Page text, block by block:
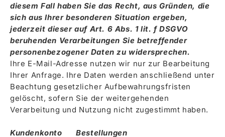
diesem Fall haben Sie das Recht, aus Gründen, die
sich aus Ihrer besonderen Situation ergeben,
jederzeit dieser auf Art. 6 Abs. 1 lit. f DSGVO
beruhenden Verarbeitungen Sie betreffender
personenbezogener Daten zu widersprechen.
Ihre E-Mail-Adresse nutzen wir nur zur Bearbeitung
Ihrer Anfrage. Ihre Daten werden anschließend unter
Beachtung gesetzlicher Aufbewahrungsfristen
gelöscht, sofern Sie der weitergehenden
Verarbeitung und Nutzung nicht zugestimmt haben.
Kundenkonto Bestellungen